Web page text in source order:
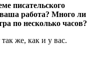
писательского
работа? Много ли
по несколько часов?
же, как и у вас.